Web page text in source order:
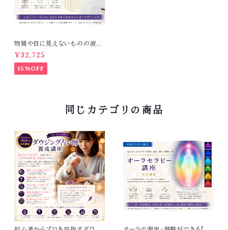
物質や目に見えないものの波動
を図形で読み解く【ジオメトリー
コース】
¥32,725
15%OFF
同じカテゴリの商品